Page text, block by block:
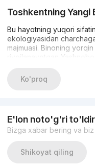
Toshkentning Yangi
Bu hayotning yuqori
ekologiyasidan
majmuasi. Binoning
rivojlanayotgan
Konfor sinfidagi g'isht
interkomlar va Internet
osti avtoturargohi
mavjud.
Ko'proq
E'lon noto'g'ri
Bizga xabar bering va biz
Shikoyat qiling